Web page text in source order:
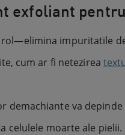
exfoliant
impuritatile
cum ar fi netezirea
demachiante va
celulele moarte ale